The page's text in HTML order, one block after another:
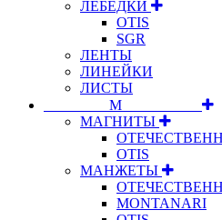
ЛЕБЁДКИ
OTIS
SGR
ЛЕНТЫ
ЛИНЕЙКИ
ЛИСТЫ
⠀⠀⠀⠀⠀⠀М⠀⠀⠀⠀⠀⠀⠀
МАГНИТЫ
OTIS
МАНЖЕТЫ
MONTANARI